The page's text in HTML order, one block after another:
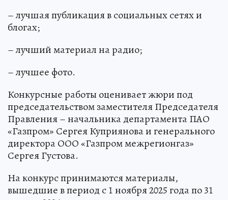
– лучшая публикация в социальных сетях и
блогах;
– лучший материал на радио;
– лучшее фото.
Конкурсные работы оценивает жюри под
председательством заместителя Председателя
Правления – начальника департамента ПАО
«Газпром» Сергея Куприянова и генерального
директора ООО «Газпром межрегионгаз»
Сергея Густова.
На конкурс принимаются материалы,
вышедшие в период с 1 ноября 2025 года по 31